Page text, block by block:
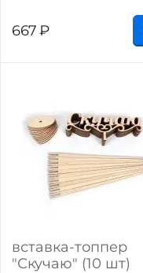
667₽
вставка-топпер
"Скучаю" (10 шт)